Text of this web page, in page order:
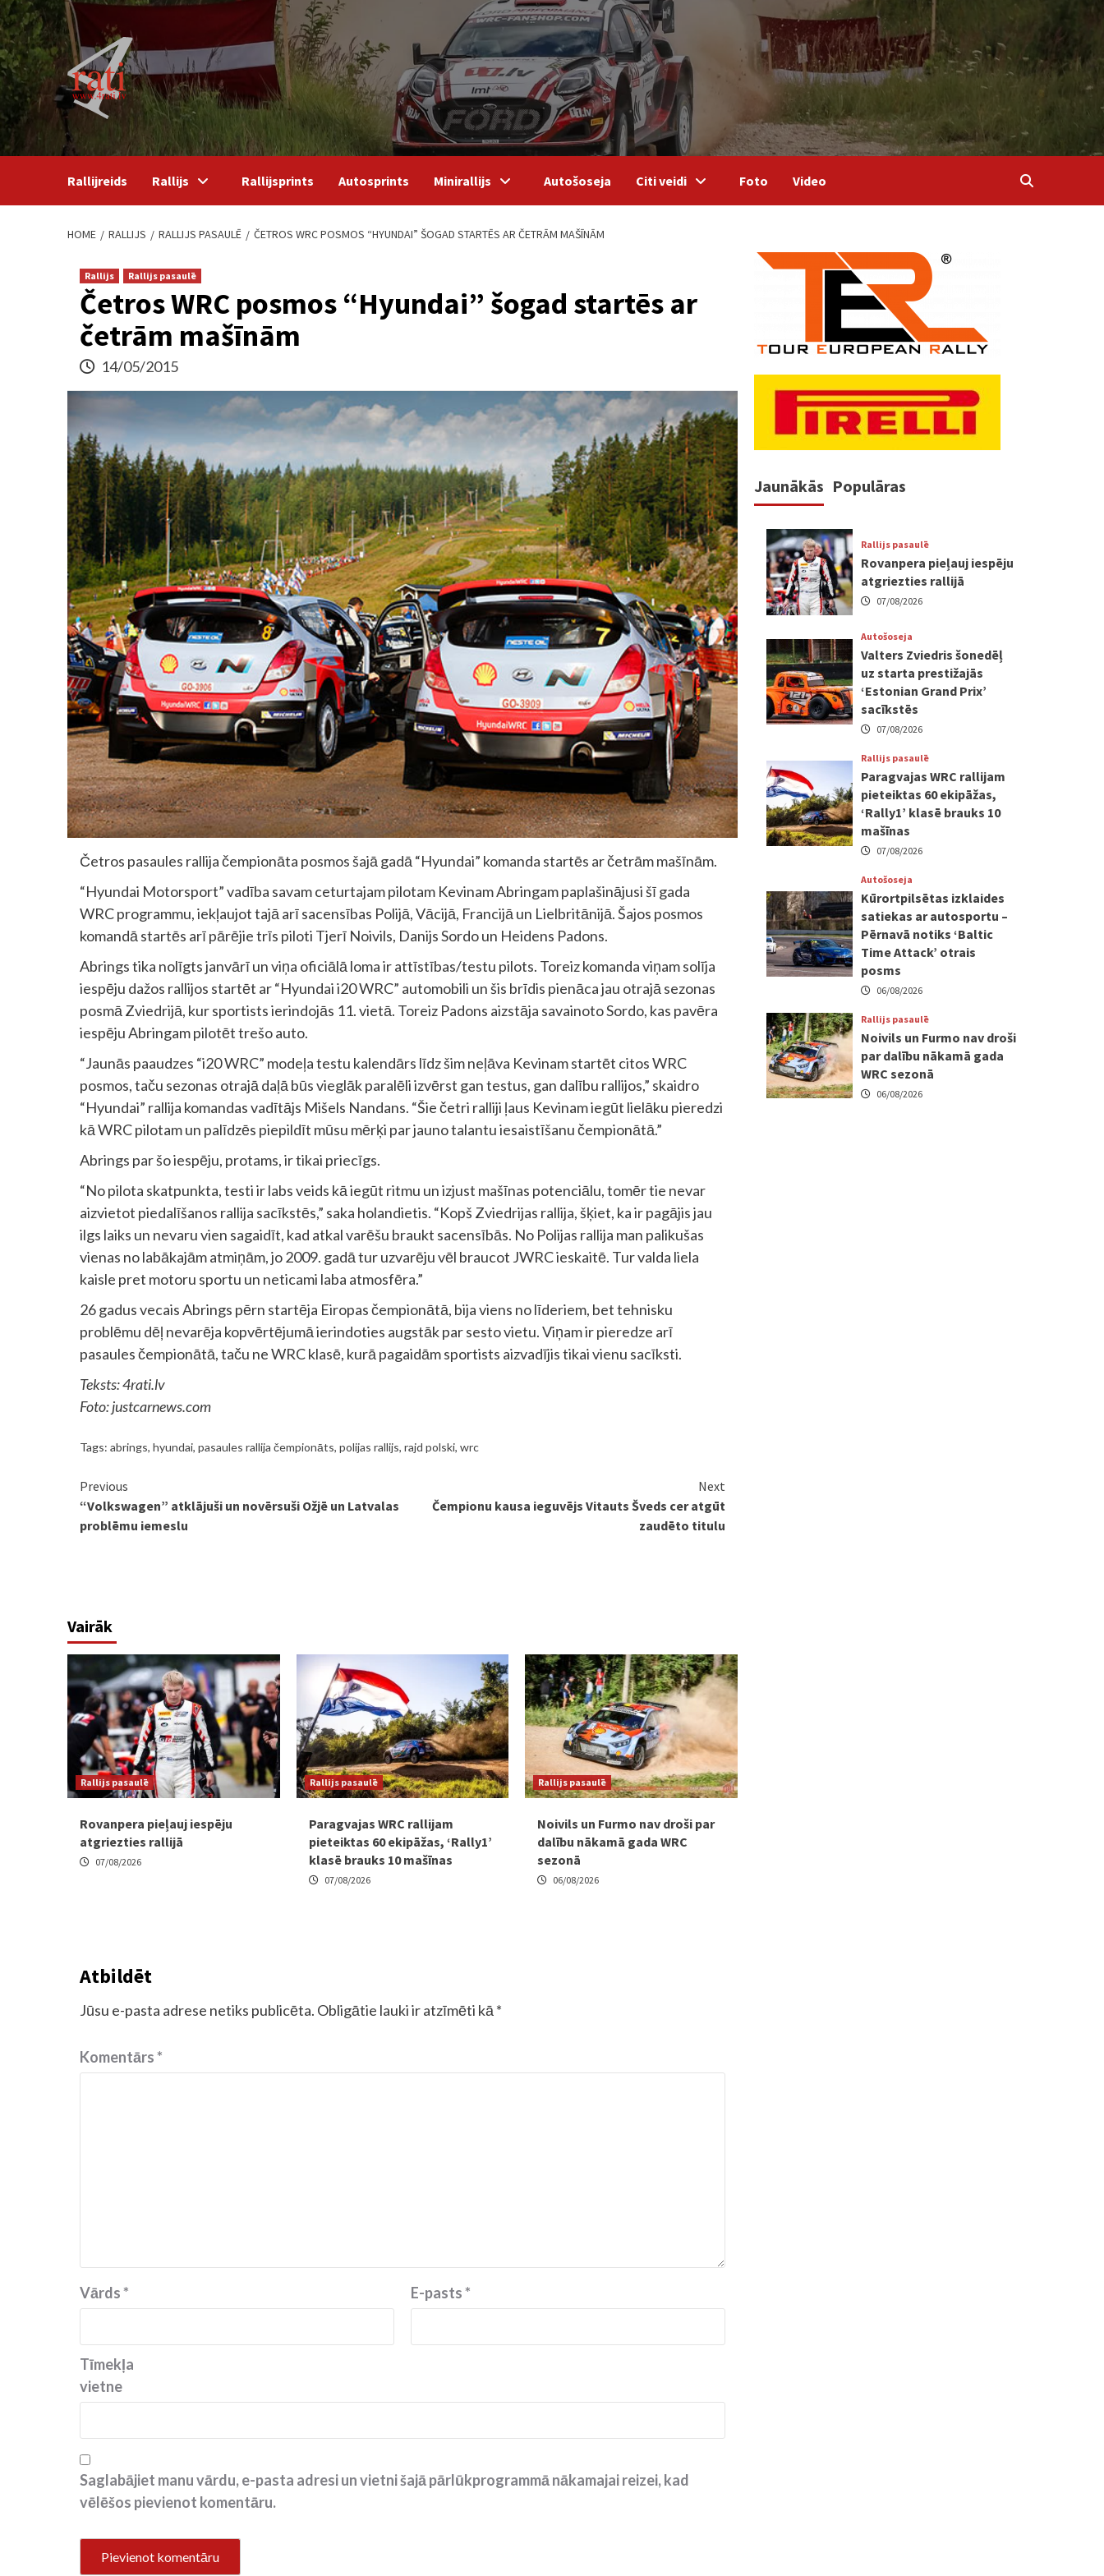
Skip
to
content
Rallijreids Rallijs Rallijsprints Autosprints Minirallijs Autošoseja Citi veidi Foto Video
HOME RALLIJS RALLIJS PASAULĒ ČETROS WRC POSMOS “HYUNDAI” ŠOGAD STARTĒS AR ČETRĀM MAŠĪNĀM
Rallijs Rallijs pasaulē
Četros WRC posmos “Hyundai” šogad startēs ar
četrām mašīnām
14/05/2015
Četros pasaules rallija čempionāta posmos šajā gadā “Hyundai” komanda startēs ar četrām mašīnām.
“Hyundai Motorsport” vadība savam ceturtajam pilotam Kevinam Abringam paplašinājusi šī gada
WRC programmu, iekļaujot tajā arī sacensības Polijā, Vācijā, Francijā un Lielbritānijā. Šajos posmos
komandā startēs arī pārējie trīs piloti Tjerī Noivils, Danijs Sordo un Heidens Padons.
Abrings tika nolīgts janvārī un viņa oficiālā loma ir attīstības/testu pilots. Toreiz komanda viņam solīja
iespēju dažos rallijos startēt ar “Hyundai i20 WRC” automobili un šis brīdis pienāca jau otrajā sezonas
posmā Zviedrijā, kur sportists ierindojās 11. vietā. Toreiz Padons aizstāja savainoto Sordo, kas pavēra
iespēju Abringam pilotēt trešo auto.
“Jaunās paaudzes “i20 WRC” modeļa testu kalendārs līdz šim neļāva Kevinam startēt citos WRC
posmos, taču sezonas otrajā daļā būs vieglāk paralēli izvērst gan testus, gan dalību rallijos,” skaidro
“Hyundai” rallija komandas vadītājs Mišels Nandans. “Šie četri ralliji ļaus Kevinam iegūt lielāku pieredzi
kā WRC pilotam un palīdzēs piepildīt mūsu mērķi par jauno talantu iesaistīšanu čempionātā.”
Abrings par šo iespēju, protams, ir tikai priecīgs.
“No pilota skatpunkta, testi ir labs veids kā iegūt ritmu un izjust mašīnas potenciālu, tomēr tie nevar
aizvietot piedalīšanos rallija sacīkstēs,” saka holandietis. “Kopš Zviedrijas rallija, šķiet, ka ir pagājis jau
ilgs laiks un nevaru vien sagaidīt, kad atkal varēšu braukt sacensībās. No Polijas rallija man palikušas
vienas no labākajām atmiņām, jo 2009. gadā tur uzvarēju vēl braucot JWRC ieskaitē. Tur valda liela
kaisle pret motoru sportu un neticami laba atmosfēra.”
26 gadus vecais Abrings pērn startēja Eiropas čempionātā, bija viens no līderiem, bet tehnisku
problēmu dēļ nevarēja kopvērtējumā ierindoties augstāk par sesto vietu. Viņam ir pieredze arī
pasaules čempionātā, taču ne WRC klasē, kurā pagaidām sportists aizvadījis tikai vienu sacīksti.
Teksts: 4rati.lv
Foto:justcarnews.com
Tags: abrings, hyundai, pasaules rallija čempionāts, polijas rallijs, rajd polski, wrc
Continue
Reading
Previous
“Volkswagen” atklājuši un novērsuši Ožjē un Latvalas
problēmu iemeslu
Next
Čempionu kausa ieguvējs Vitauts Šveds cer atgūt
zaudēto titulu
Vairāk
Rallijs pasaulē
Rovanpera pieļauj iespēju
atgriezties rallijā
07/08/2026
Rallijs pasaulē
Paragvajas WRC rallijam
pieteiktas 60 ekipāžas, ‘Rally1’
klasē brauks 10 mašīnas
07/08/2026
Rallijs pasaulē
Noivils un Furmo nav droši par
dalību nākamā gada WRC
sezonā
06/08/2026
Atbildēt
Jūsu e-pasta adrese netiks publicēta. Obligātie lauki ir atzīmēti kā*
Komentārs*
Vārds* E-pasts*
Tīmekļa
vietne
Saglabājiet manu vārdu, e-pasta adresi un vietni šajā pārlūkprogrammā nākamajai reizei, kad
vēlēšos pievienot komentāru.
Jaunākās Populāras
Rallijs pasaulē
Rovanpera pieļauj iespēju
atgriezties rallijā
07/08/2026
Autošoseja
Valters Zviedris šonedēļ
uz starta prestižajās
‘Estonian Grand Prix’
sacīkstēs
07/08/2026
Rallijs pasaulē
Paragvajas WRC rallijam
pieteiktas 60 ekipāžas,
‘Rally1’ klasē brauks 10
mašīnas
07/08/2026
Autošoseja
Kūrortpilsētas izklaides
satiekas ar autosportu –
Pērnavā notiks ‘Baltic
Time Attack’ otrais
posms
06/08/2026
Rallijs pasaulē
Noivils un Furmo nav droši
par dalību nākamā gada
WRC sezonā
06/08/2026